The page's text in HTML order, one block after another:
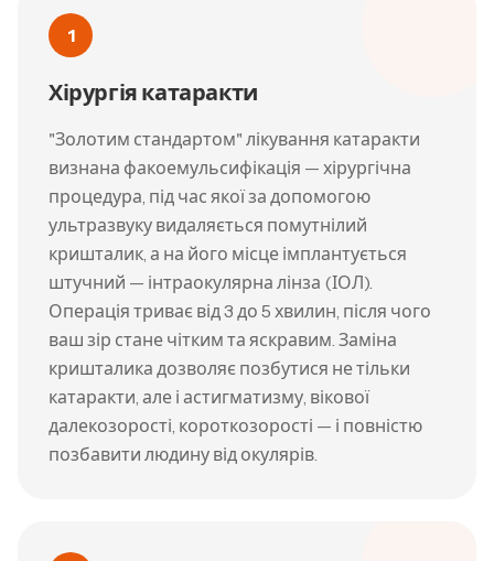
1
Хірургія катаракти
"Золотим стандартом" лікування катаракти
визнана факоемульсифікація — хірургічна
процедура, під час якої за допомогою
ультразвуку видаляється помутнілий
кришталик, а на його місце імплантується
штучний — інтраокулярна лінза (ІОЛ).
Операція триває від 3 до 5 хвилин, після чого
ваш зір стане чітким та яскравим. Заміна
кришталика дозволяє позбутися не тільки
катаракти, але і астигматизму, вікової
далекозорості, короткозорості — і повністю
позбавити людину від окулярів.